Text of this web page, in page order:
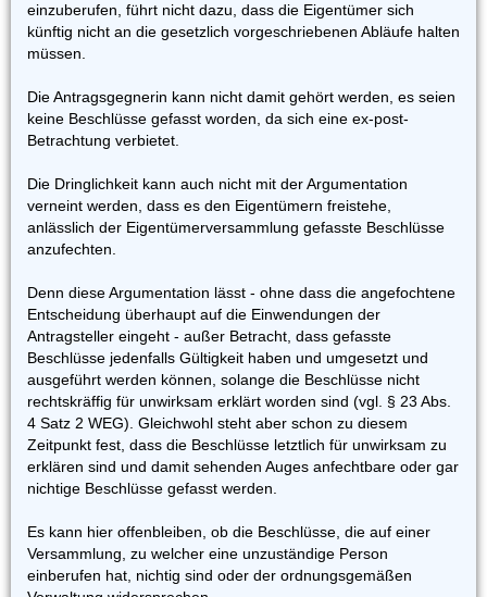
einzuberufen, führt nicht dazu, dass die Eigentümer sich
künftig nicht an die gesetzlich vorgeschriebenen Abläufe halten
müssen.
Die Antragsgegnerin kann nicht damit gehört werden, es seien
keine Beschlüsse gefasst worden, da sich eine ex-post-
Betrachtung verbietet.
Die Dringlichkeit kann auch nicht mit der Argumentation
verneint werden, dass es den Eigentümern freistehe,
anlässlich der Eigentümerversammlung gefasste Beschlüsse
anzufechten.
Denn diese Argumentation lässt - ohne dass die angefochtene
Entscheidung überhaupt auf die Einwendungen der
Antragsteller eingeht - außer Betracht, dass gefasste
Beschlüsse jedenfalls Gültigkeit haben und umgesetzt und
ausgeführt werden können, solange die Beschlüsse nicht
rechtskräffig für unwirksam erklärt worden sind (vgl. § 23 Abs.
4 Satz 2 WEG). Gleichwohl steht aber schon zu diesem
Zeitpunkt fest, dass die Beschlüsse letztlich für unwirksam zu
erklären sind und damit sehenden Auges anfechtbare oder gar
nichtige Beschlüsse gefasst werden.
Es kann hier offenbleiben, ob die Beschlüsse, die auf einer
Versammlung, zu welcher eine unzuständige Person
einberufen hat, nichtig sind oder der ordnungsgemäßen